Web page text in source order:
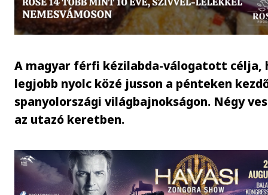
A magyar férfi kézilabda-válogatott célja,
legjobb nyolc közé jusson a pénteken
spanyolországi világbajnokságon. Négy
az utazó keretben.